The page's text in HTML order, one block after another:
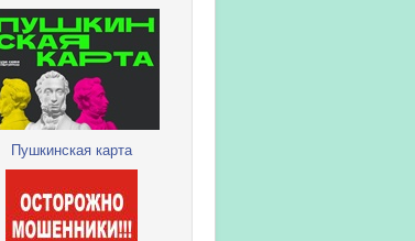
Пушкинская карта